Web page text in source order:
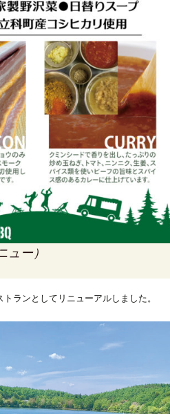
ー）
トランとしてリニューアルしました。